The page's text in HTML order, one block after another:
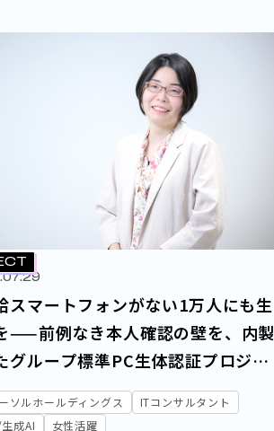
スマートフォンがない1万人にも生
——前例なき本人確認の壁を、内製
グループ標準PC生体認証プロジェ
ソルホールディングス
ITコンサルタント
成AI
女性活躍